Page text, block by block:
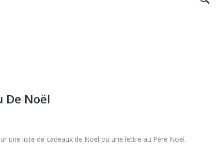
De Noël
une liste de cadeaux de Noël ou une lettre au Père Noël.